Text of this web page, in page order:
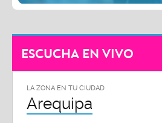
ESCUCHA EN VIVO
LA ZONA EN TU CIUDAD
Arequipa